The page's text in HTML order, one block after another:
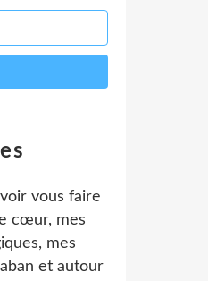
vous faire
cœur, mes
mes
et autour